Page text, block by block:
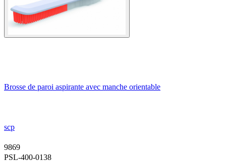
Brosse de paroi aspirante avec manche orientable
scp
9869
PSL-400-0138